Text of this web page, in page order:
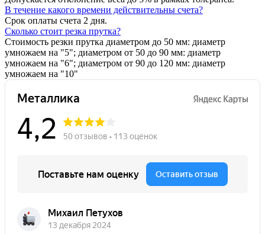
В течение какого времени действительны счета?
Срок оплаты счета 2 дня.
Сколько стоит резка прутка?
Стоимость резки прутка диаметром до 50 мм: диаметр
умножаем на "5"; диаметром от 50 до 90 мм: диаметр
умножаем на "6"; диаметром от 90 до 120 мм: диаметр
умножаем на "10"